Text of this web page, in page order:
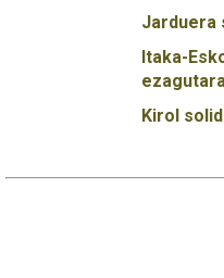
Jarduera
Itaka-
Kirol